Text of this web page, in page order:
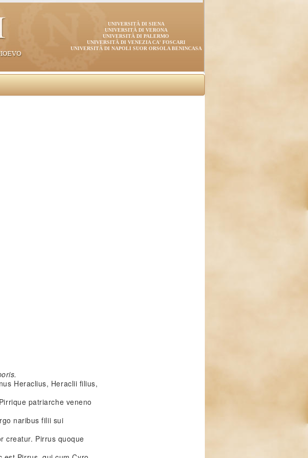
UNIVERSITÀ DI SIENA
UNIVERSITÀ DI VERONA
UNIVERSITÀ DI PALERMO
UNIVERSITÀ DI VENEZIA CA' FOSCARI
UNIVERSITÀ DI NAPOLI SUOR ORSOLA BENINCASA
Heraclius, Heraclii filius,
patriarche veneno
naribus filii sui
creatur. Pirrus quoque